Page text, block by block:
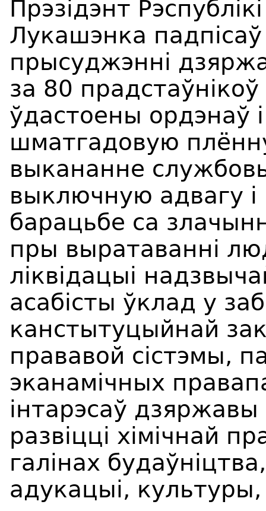
Прэзідэнт
Лукашэнка
прысуджэнні
за 80
ўдастоены ордэнаў
шматгадовую
выкананне
выключную адвагу
барацьбе са
пры выратаванні
ліквідацыі
асабісты ўклад у
канстытуцыйнай
прававой сістэмы,
эканамічных
інтарэсаў
развіцці хімічнай
галінах
адукацыі,